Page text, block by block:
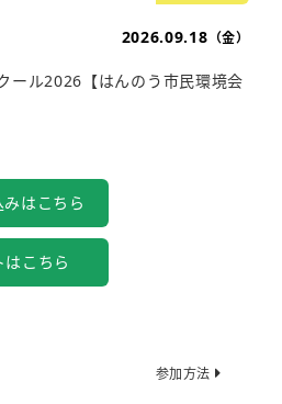
2026.09.18 （金）
ール2026【はんのう市民環境会
はこちら
こちら
参加方法